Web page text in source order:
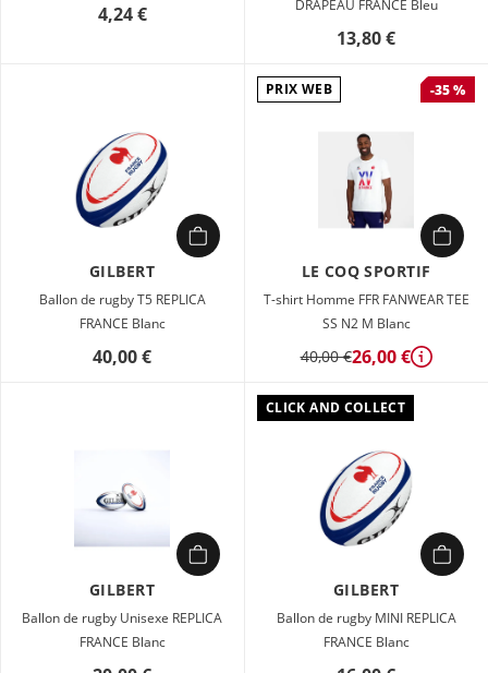
4,24 €
DRAPEAU FRANCE Bleu
13,80 €
GILBERT
Ballon de rugby T5 REPLICA
FRANCE Blanc
40,00 €
PRIX WEB -35 %
LE COQ SPORTIF
T-shirt Homme FFR FANWEAR TEE
SS N2 M Blanc
40,00 €26,00 € Détails
GILBERT
Ballon de rugby Unisexe REPLICA
FRANCE Blanc
CLICK AND COLLECT
GILBERT
Ballon de rugby MINI REPLICA
FRANCE Blanc